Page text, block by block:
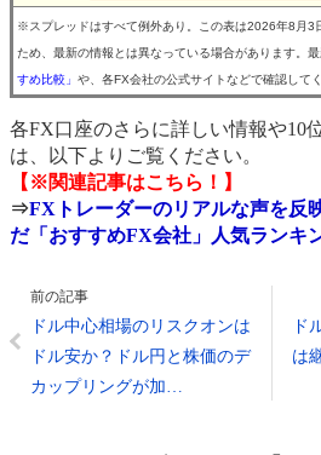
※スプレッドはすべて例外あり。この表は2026年8月3
ため、最新の情報とは異なっている場合があります。
すめ比較」 や、各FX会社の公式サイトなどで確認して
各FX口座のさらに詳しい情報や10
は、以下よりご覧ください。
【※関連記事はこちら！】
⇒FXトレーダーのリアルな声を反
だ「おすすめFX会社」人気ランキ
前の記事
ドル中心相場のリスクオンは
ドル安か？ドル円と株価のデ
カップリングが加…
ド
は